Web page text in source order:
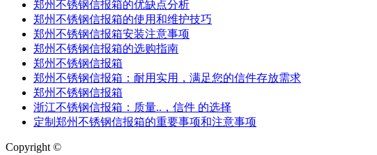
郑州不锈钢信报箱的优缺点分析
郑州不锈钢信报箱的使用和维护技巧
郑州不锈钢信报箱安装注意事项
郑州不锈钢信报箱的选购指南
郑州不锈钢信报箱
郑州不锈钢信报箱：耐用实用，满足您的信件存放需求
郑州不锈钢信报箱
浙江不锈钢信报箱：质量..，信件 的选择
定制郑州不锈钢信报箱的重要事项和注意事项
Copyright ©